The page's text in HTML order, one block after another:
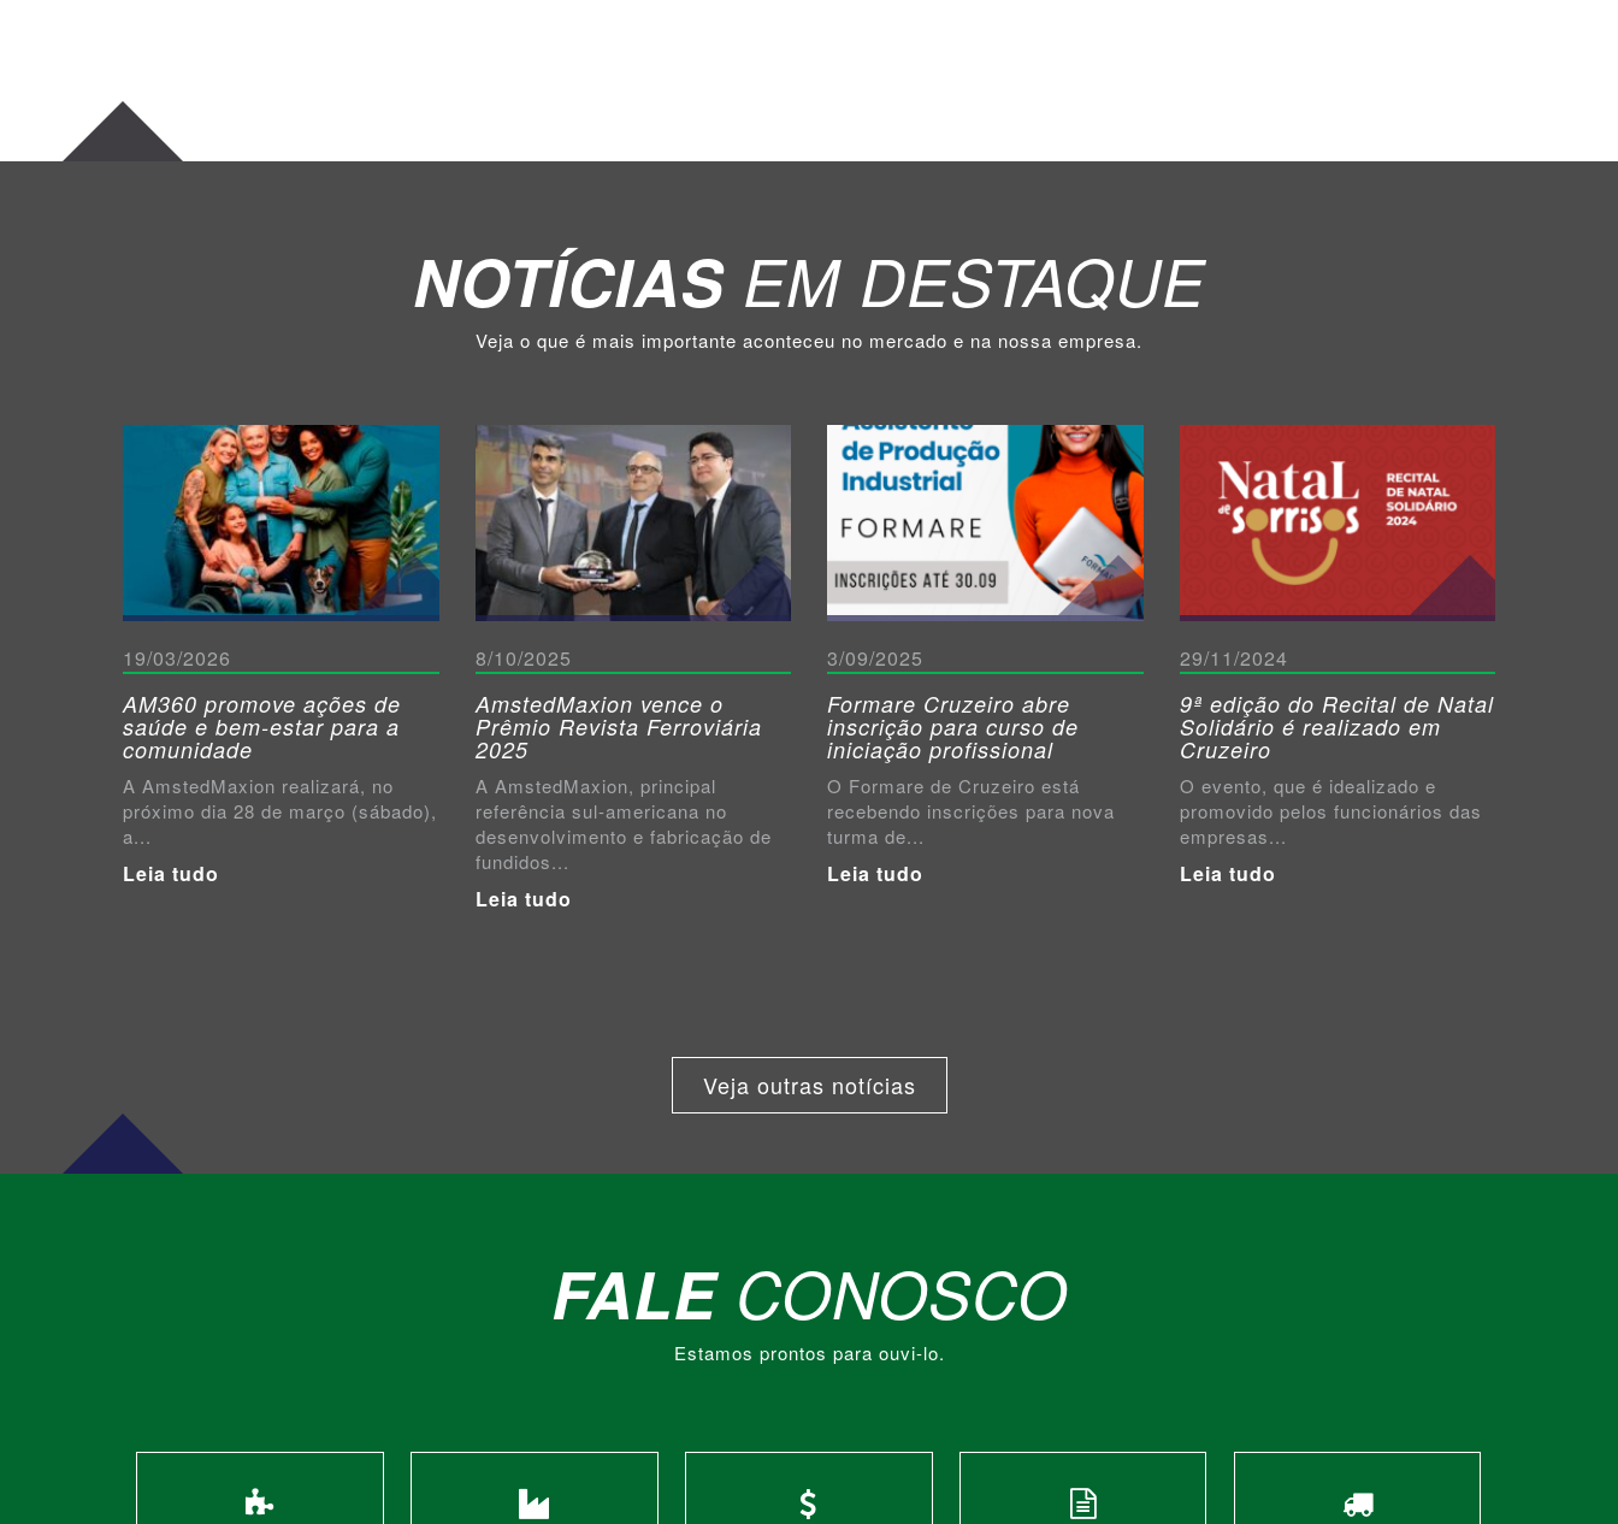
NOTÍCIASEM DESTAQUE
Veja o que é mais importante aconteceu no mercado e na nossa empresa.
19/03/2026
AM360 promove ações de
saúde e bem-estar para a
comunidade
A AmstedMaxion realizará, no
próximo dia 28 de março (sábado),
a...
Leia tudo
8/10/2025
AmstedMaxion vence o
Prêmio Revista Ferroviária
2025
A AmstedMaxion, principal
referência sul-americana no
desenvolvimento e fabricação de
fundidos...
Leia tudo
3/09/2025
Formare Cruzeiro abre
inscrição para curso de
iniciação profissional
O Formare de Cruzeiro está
recebendo inscrições para nova
turma de...
Leia tudo
29/11/2024
9ª edição do Recital de Natal
Solidário é realizado em
Cruzeiro
O evento, que é idealizado e
promovido pelos funcionários das
empresas...
Leia tudo
Veja outras notícias
FALECONOSCO
Estamos prontos para ouvi-lo.